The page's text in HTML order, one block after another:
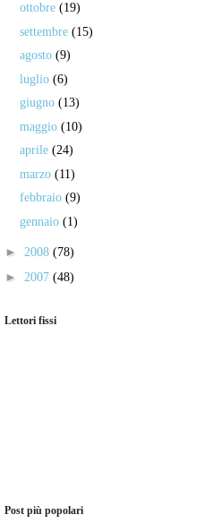
ottobre (19)
settembre (15)
agosto (9)
luglio (6)
giugno (13)
maggio (10)
aprile (24)
marzo (11)
febbraio (9)
gennaio (1)
► 2008 (78)
► 2007 (48)
Lettori fissi
Post più popolari